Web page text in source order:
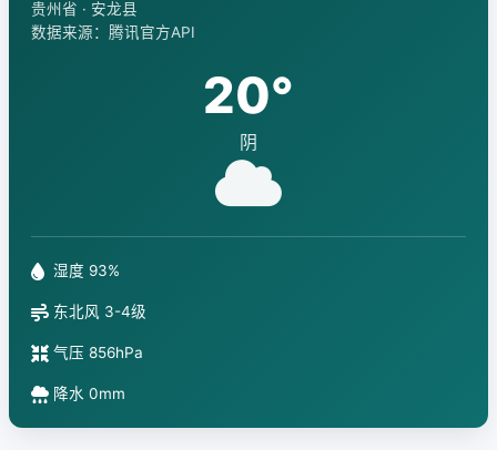
贵州省 · 安龙县
数据来源：腾讯官方API
20°
阴
湿度 93%
东北风 3-4级
气压 856hPa
降水 0mm